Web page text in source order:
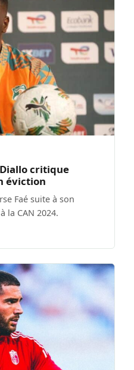
critique
éviction
Faé suite à son
la CAN 2024.